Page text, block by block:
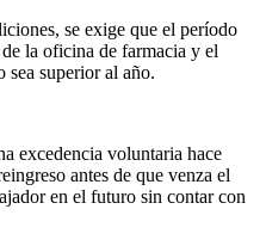
se exige que el período
la oficina de farmacia y el
superior al año.
excedencia voluntaria hace
antes de que venza el
en el futuro sin contar con